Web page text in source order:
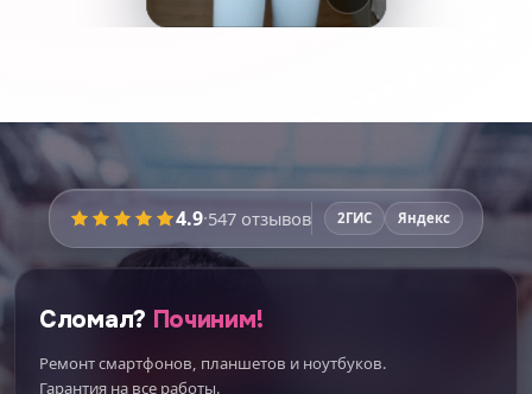
4.9·547 отзывов 2ГИС Яндекс
Сломал? Починим!
Ремонт смартфонов, планшетов и ноутбуков.
Гарантия на все работы.